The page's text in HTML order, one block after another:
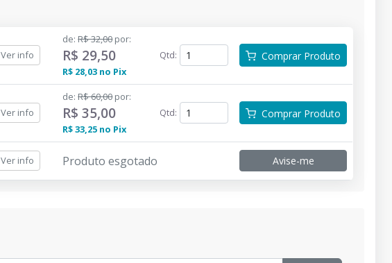
Ver info
de: R$ 32,00 por:
R$ 29,50
R$ 28,03 no Pix
Qtd: Comprar Produto
Ver info
de: R$ 60,00 por:
R$ 35,00
R$ 33,25 no Pix
Qtd: Comprar Produto
Ver info Produto esgotado Avise-me